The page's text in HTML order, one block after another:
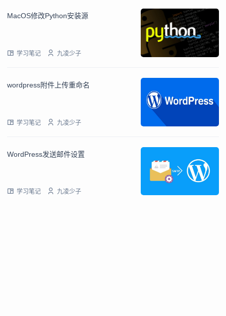
MacOS修改Python安装源
学习笔记 九凌少子
wordpress附件上传重命名
学习笔记 九凌少子
WordPress发送邮件设置
学习笔记 九凌少子